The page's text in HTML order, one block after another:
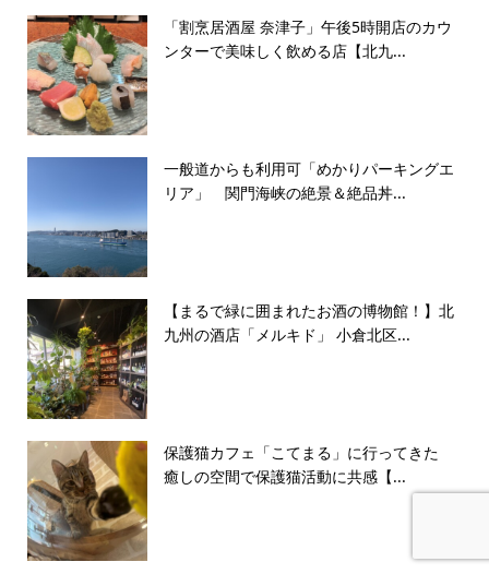
「割烹居酒屋 奈津子」午後5時開店のカウ
ンターで美味しく飲める店【北九...
一般道からも利用可「めかりパーキングエ
リア」 関門海峡の絶景＆絶品丼...
【まるで緑に囲まれたお酒の博物館！】北
九州の酒店「メルキド」 小倉北区...
保護猫カフェ「こてまる」に行ってきた
癒しの空間で保護猫活動に共感【...